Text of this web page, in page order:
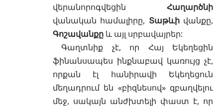
վերանորոգվեցին Հաղարծնի
վանական համալիրը, Տաթևիվանքը,
Գոշավանքը և այլ սրբավայրեր:
Գաղտնիք չէ, որ Հայ Եկեղեցին
ֆինանսապես ինքնաբավ կառույց չէ,
որքան էլ հանիրավի Եկեղեցուն
մեղադրում են «բիզնեսով» զբաղվելու
մեջ, սակայն անժխտելի փաստ է, որ